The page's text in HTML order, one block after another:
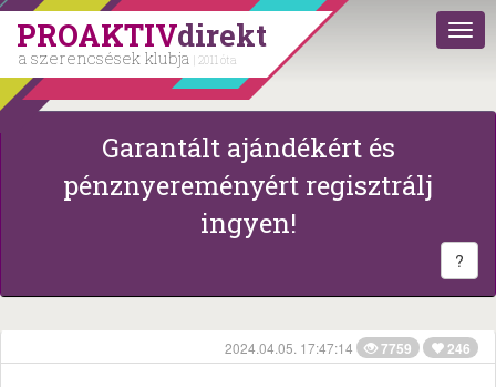
PROAKTIVdirekt
a szerencsések klubja | 2011 óta
Garantált ajándékért és
pénznyereményért regisztrálj
ingyen!
?
2024.04.05. 17:47:14 7759 246